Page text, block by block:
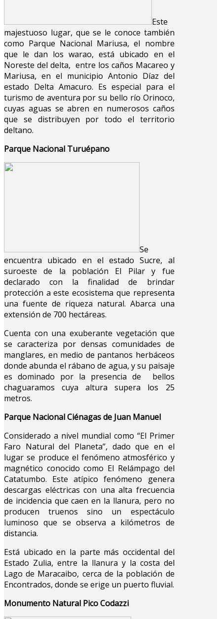
Este
majestuoso lugar, que se le conoce también
como Parque Nacional Mariusa, el nombre
que le dan los warao, está ubicado en el
Noreste del delta, entre los caños Macareo y
Mariusa, en el municipio Antonio Díaz del
estado Delta Amacuro. Es especial para el
turismo de aventura por su bello río Orinoco,
cuyas aguas se abren en numerosos caños
que se distribuyen por todo el territorio
deltano.
Parque Nacional Turuépano
Se
encuentra ubicado en el estado Sucre, al
suroeste de la población El Pilar y fue
declarado con la finalidad de brindar
protección a este ecosistema que representa
una fuente de riqueza natural. Abarca una
extensión de 700 hectáreas.
Cuenta con una exuberante vegetación que
se caracteriza por densas comunidades de
manglares, en medio de pantanos herbáceos
donde abunda el rábano de agua, y su paisaje
es dominado por la presencia de bellos
chaguaramos cuya altura supera los 25
metros.
Parque Nacional Ciénagas de Juan Manuel
Considerado a nivel mundial como “El Primer
Faro Natural del Planeta”, dado que en el
lugar se produce el fenómeno atmosférico y
magnético conocido como El Relámpago del
Catatumbo. Este atípico fenómeno genera
descargas eléctricas con una alta frecuencia
de incidencia que caen en la llanura, pero no
producen truenos sino un espectáculo
luminoso que se observa a kilómetros de
distancia.
Está ubicado en la parte más occidental del
Estado Zulia, entre la llanura y la costa del
Lago de Maracaibo, cerca de la población de
Encontrados, donde se erige un puerto fluvial.
Monumento Natural Pico Codazzi